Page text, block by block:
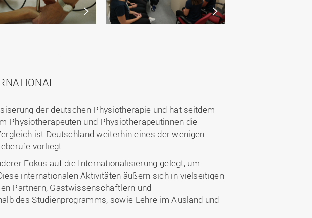
der deutschen Physiotherapie und hat seitdem
Physiotherapeuten und Physiotherapeutinnen die
ist Deutschland weiterhin eines der wenigen
vorliegt.
Fokus auf die Internationalisierung gelegt, um
internationalen Aktivitäten äußern sich in vielseitigen
Partnern, Gastwissenschaftlern und
des Studienprogramms, sowie Lehre im Ausland und